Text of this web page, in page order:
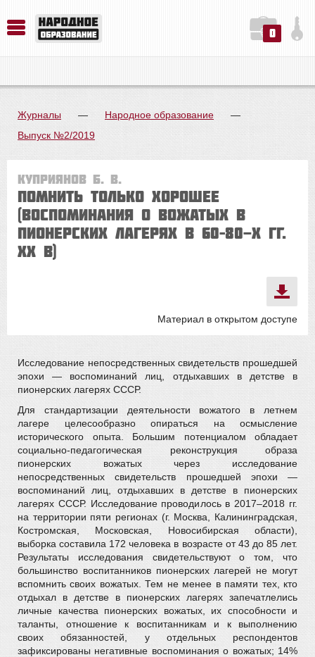
0
Журналы — Народное образование
—
Выпуск №2/2019
Куприянов Б. В.
Помнить только хорошее
(воспоминания о вожатых в
пионерских лагерях в 60–80-х гг.
ХХ в)
Материал в открытом доступе
Исследование непосредственных свидетельств прошедшей
эпохи — воспоминаний лиц, отдыхавших в детстве в
пионерских лагерях СССР.
Для стандартизации деятельности вожатого в летнем
лагере целесообразно опираться на осмысление
исторического опыта. Большим потенциалом обладает
социально-педагогическая реконструкция образа
пионерских вожатых через исследование
непосредственных свидетельств прошедшей эпохи —
воспоминаний лиц, отдыхавших в детстве в пионерских
лагерях СССР. Исследование проводилось в 2017–2018 гг.
на территории пяти регионах (г. Москва, Калининградская,
Костромская, Московская, Новосибирская области),
выборка составила 172 человека в возрасте от 43 до 85 лет.
Результаты исследования свидетельствуют о том, что
большинство воспитанников пионерских лагерей не могут
вспомнить своих вожатых. Тем не менее в памяти тех, кто
отдыхал в детстве в пионерских лагерях запечатлелись
личные качества пионерских вожатых, их способности и
таланты, отношение к воспитанникам и к выполнению
своих обязанностей, у отдельных респондентов
зафиксированы негативные воспоминания о вожатых; 14%